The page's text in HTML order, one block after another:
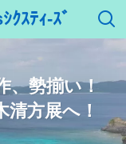
ｽﾃｨ-ｽﾞ
、勢揃い！
清方展へ！